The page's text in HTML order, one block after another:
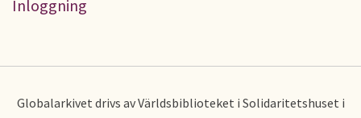
Inloggning
Globalarkivet drivs av Världsbiblioteket i Solidaritetshuset i